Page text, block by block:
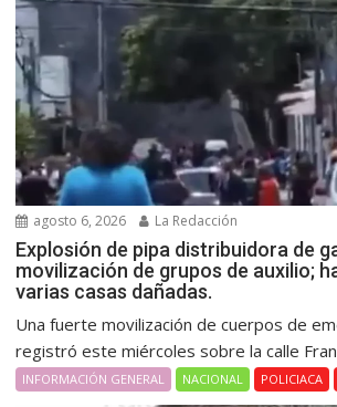
agosto 6, 2026 La Redacción
Explosión de pipa distribuidora de
movilización de grupos de auxilio;
varias casas dañadas.
Una fuerte movilización de cuerpos de
registró este miércoles sobre la calle
INFORMACIÓN GENERAL NACIONAL POLICIACA